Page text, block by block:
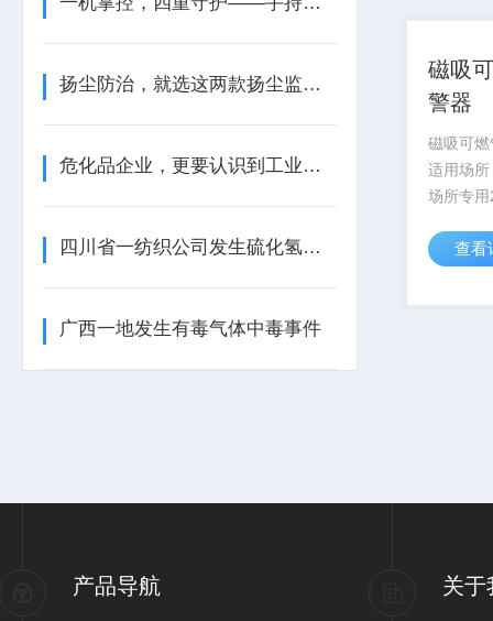
扬尘防治，就选这两款扬尘监测装置
危化品企业，更要认识到工业气体报警器的重要性
四川省一纺织公司发生硫化氢中毒事件
广西一地发生有毒气体中毒事件
磁吸
警器
磁吸可
适用场
场所专
达2年，
工，底
查看
产品导航 关于